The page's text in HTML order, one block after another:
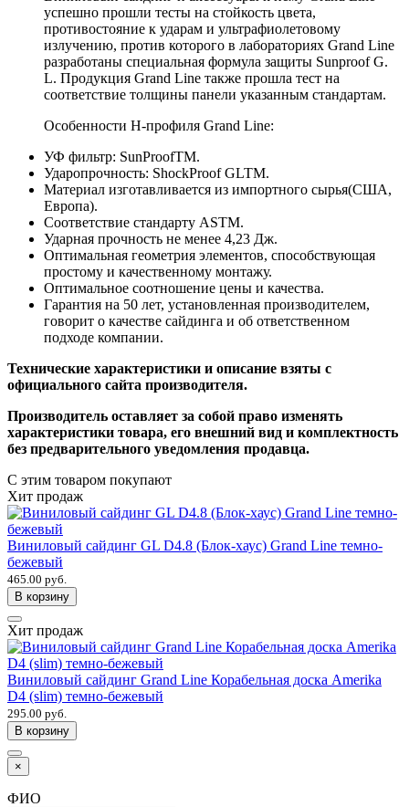
успешно прошли тесты на стойкость цвета,
противостояние к ударам и ультрафиолетовому
излучению, против которого в лабораториях Grand Line
разработаны специальная формула защиты Sunproof G.
L. Продукция Grand Line также прошла тест на
соответствие толщины панели указанным стандартам.
Особенности H-профиля Grand Line:
УФ фильтр: SunProofTM.
Ударопрочность: ShockProof GLTM.
Материал изготавливается из импортного сырья(США,
Европа).
Cоответствие стандарту ASTM.
Ударная прочность не менее 4,23 Дж.
Оптимальная геометрия элементов, способствующая
простому и качественному монтажу.
Оптимальное соотношение цены и качества.
Гарантия на 50 лет, установленная производителем,
говорит о качестве сайдинга и об ответственном
подходе компании.
Технические характеристики и описание взяты с
официального сайта производителя.
Производитель оставляет за собой право изменять
характеристики товара, его внешний вид и комплектность
без предварительного уведомления продавца.
С этим товаром покупают
Хит продаж
Виниловый сайдинг GL D4.8 (Блок-хаус) Grand Line темно-
бежевый
465.00 руб.
В корзину
Хит продаж
Виниловый сайдинг Grand Line Корабельная доска Amerika
D4 (slim) темно-бежевый
295.00 руб.
В корзину
×
ФИО